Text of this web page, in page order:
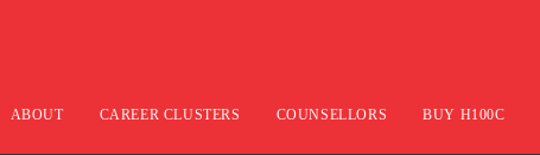
ABOUT CAREER CLUSTERS COUNSELLORS BUY H100C